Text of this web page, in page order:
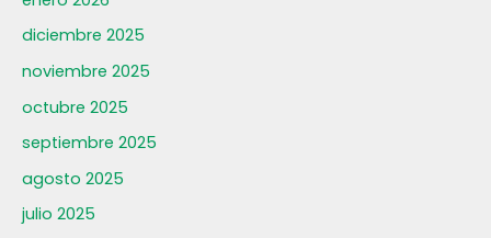
diciembre 2025
noviembre 2025
octubre 2025
septiembre 2025
agosto 2025
julio 2025